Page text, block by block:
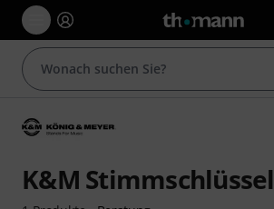
K&M Stimmschlüssel